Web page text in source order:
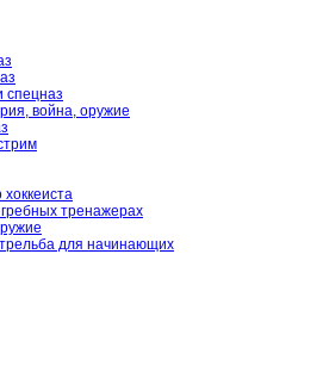
спецназ
война, оружие
гребных тренажерах
для начинающих